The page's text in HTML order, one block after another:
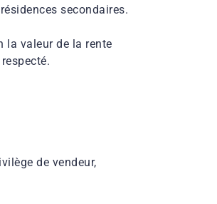
secondaires.
la valeur de la rente
de vendeur,